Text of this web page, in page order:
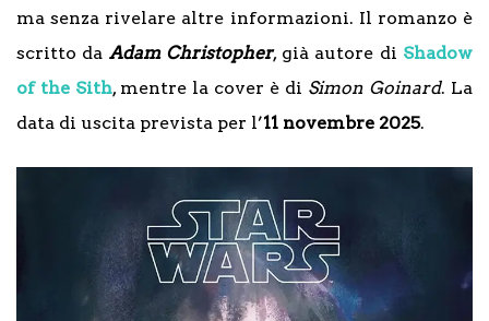
ma senza rivelare altre informazioni. Il romanzo è
scritto da Adam Christopher, già autore di Shadow
of the Sith, mentre la cover è di Simon Goinard. La
data di uscita prevista per l’11 novembre 2025.